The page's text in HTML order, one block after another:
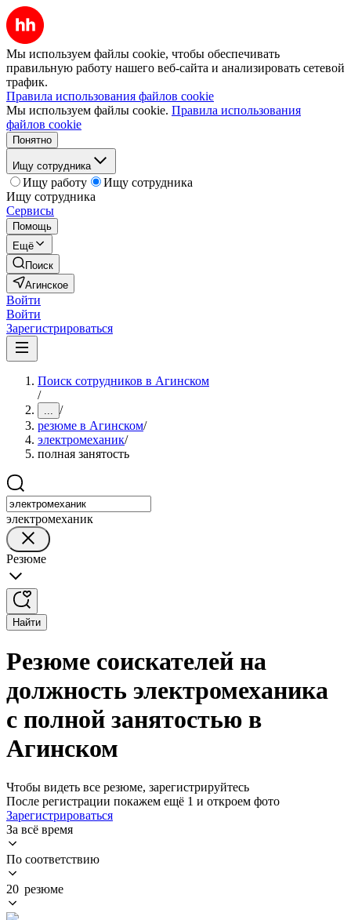
Мы используем файлы cookie, чтобы обеспечивать
правильную работу нашего веб-сайта и анализировать сетевой
трафик.
Правила использования файлов cookie
Мы используем файлы cookie. Правила использования
файлов cookie
Понятно
Ищу сотрудника
Ищу работу
Ищу сотрудника
Ищу сотрудника
Сервисы
Помощь
Ещё
Поиск
Агинское
Войти
Войти
Зарегистрироваться
Поиск сотрудников в Агинском
/
... /
резюме в Агинском/
электромеханик/
полная занятость
электромеханик
Резюме
Найти
Резюме соискателей на
должность электромеханика
с полной занятостью в
Агинском
Чтобы видеть все резюме, зарегистрируйтесь
После регистрации покажем ещё 1 и откроем фото
Зарегистрироваться
За всё время
По соответствию
20 резюме